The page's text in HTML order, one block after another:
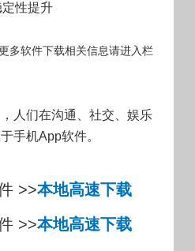
性提升
多软件下载相关信息请进入栏
人们在沟通、社交、娱乐
手机App软件。
>>本地高速下载
>>本地高速下载